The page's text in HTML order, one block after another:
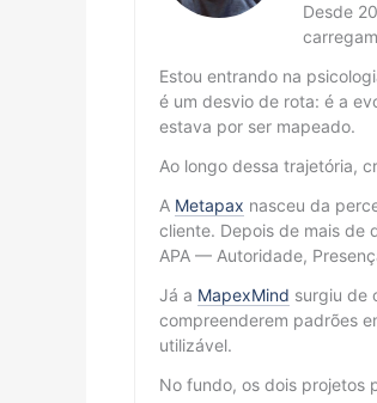
Desde
Estou entrando na
é um desvio de rota: é a
estava por ser mapeado.
Ao longo dessa trajetória,
A Metapax nasceu da
cliente. Depois de mais de
APA — Autoridade,
Já a MapexMind surgiu de
compreenderem padrões
utilizável.
No fundo, os dois projetos